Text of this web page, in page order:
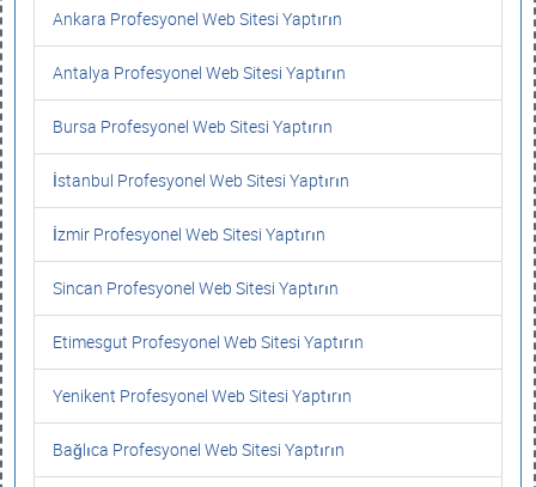
Ankara Profesyonel Web Sitesi Yaptırın
Antalya Profesyonel Web Sitesi Yaptırın
Bursa Profesyonel Web Sitesi Yaptırın
İstanbul Profesyonel Web Sitesi Yaptırın
İzmir Profesyonel Web Sitesi Yaptırın
Sincan Profesyonel Web Sitesi Yaptırın
Etimesgut Profesyonel Web Sitesi Yaptırın
Yenikent Profesyonel Web Sitesi Yaptırın
Bağlıca Profesyonel Web Sitesi Yaptırın